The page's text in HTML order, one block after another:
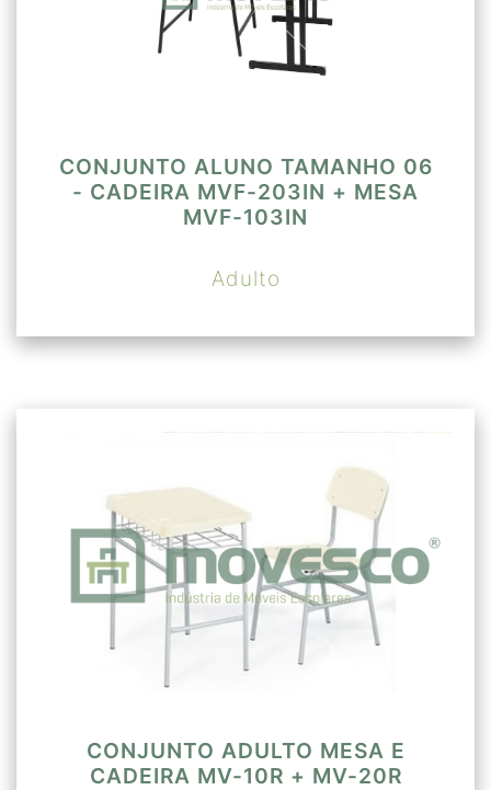
CONJUNTO ALUNO TAMANHO 06
- CADEIRA MVF-203IN + MESA
MVF-103IN
Adulto
CONJUNTO ADULTO MESA E
CADEIRA MV-10R + MV-20R